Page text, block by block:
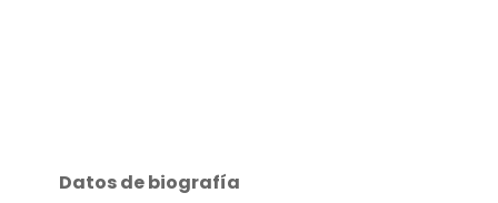
Datos de biografía